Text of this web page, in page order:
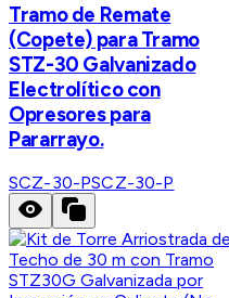
Tramo de Remate
(Copete) para Tramo
STZ-30 Galvanizado
Electrolítico con
Opresores para
Pararrayo.
SCZ-30-PSCZ-30-P